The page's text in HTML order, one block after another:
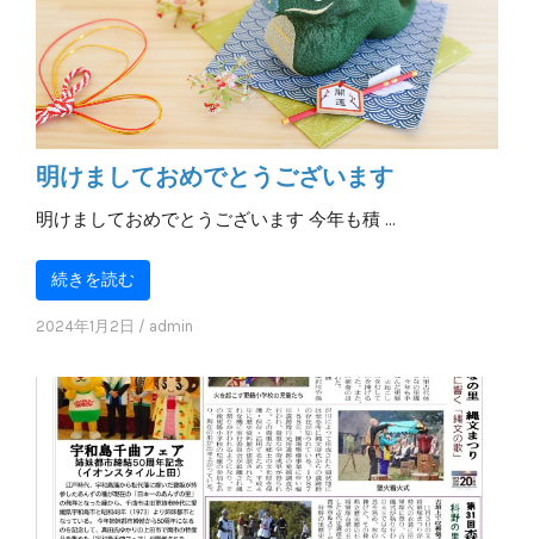
明けましておめでとうございます
明けましておめでとうございます 今年も積 …
続きを読む
2024年1月2日 / admin